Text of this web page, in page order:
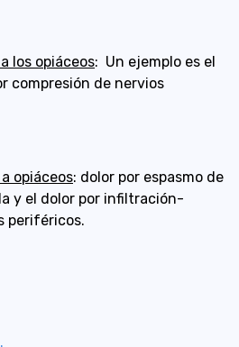
los opiáceos: Un ejemplo es el
compresión de nervios
opiáceos: dolor por espasmo de
y el dolor por infiltración-
periféricos.